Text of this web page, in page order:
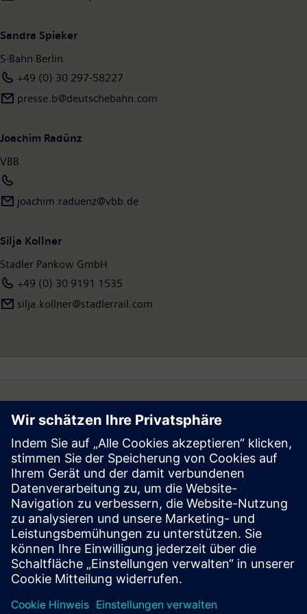
Sandra Spieker
S-Bahn Berlin
+49 (0) 30 297-58227
presse.b@deutschebahn.com
Joachim Radünz
VBB
joachim.raduenz@vbb.de
Silja Kollner
Stadler Pankow GmbH
+49 (0) 30 9191 1535
silja.kollner@stadlerrail.com
Follow
Press | Company | Siemens
© Siemens 1996 – 2026
Corporate Information
Privacy Notice
Cookie Notice